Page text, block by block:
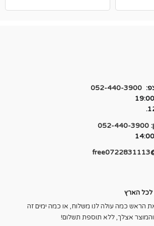
052-440-3900
052-440-3900
לכל הארץ
הראש כמה עולה לנו משלוח, או כמה ימים זה